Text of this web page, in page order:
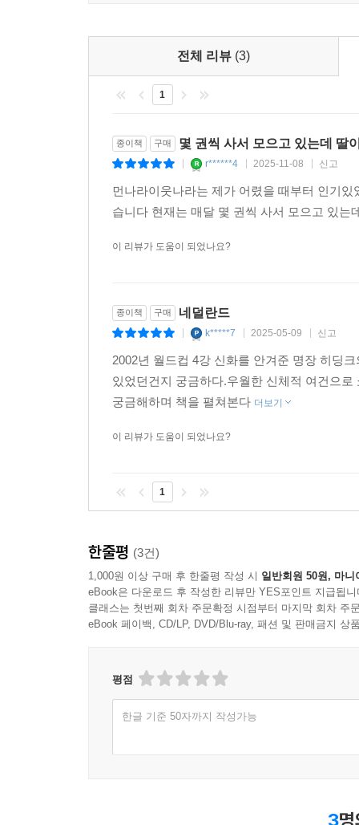
무대로 확장시킨 기념비적인 작품이 《먼나라
권하며 시대를 넘어 세대를 넘어 읽는 《먼나라
《먼나라 이웃나라》가 이렇게 약 반세기 동안 독
첫째, 교양 만화 시대를 열어젖힌 뒤 지금까지
어린이 신문사의 주선으로 외국 만화를 베끼는
이웃나라》를 시작으로 역사, 문화, 경제, 철학에
받던 만화는 어엿한 지식 정보 매체로 대접받기
둘째, 세계 여러 나라의 복잡하고 딱딱한 역사,
트레이드마크다. 교양강좌 콘텐츠로 모습을 바
만들어져 더 많은 독자를 만나며 진화하고 있다
이보다 재미있고 생생한 역사책이 또 있을까?
이번 개정증보판은 각 나라의 역사와 문화, 오늘
대통령이 왜 우크라이나를 침공했는지, 그 여파로
편은 IT 강국으로 불리지만 빈부 격차는 날로 극
생각해보게 한다.
문해력’이 더욱 상승할 것이다!
나무와 숲을 함께 보는 입체적인 스토리텔링
전체 리뷰 (3)
1
종이책 구매 몇 권씩 사서 모으고 있는데 딸
r******4 2025-11-08 신고
먼나라이웃나라는 제가 어렸을 때부터 인기
습니다 현재는 매달 몇 권씩 사서 모으고 있
이 리뷰가 도움이 되었나요?
종이책 구매 네덜란드
k*****7 2025-05-09 신고
2002년 월드컵 4강 신화를 안겨준 명장 히딩
있었던건지 궁금하다.우월한 신체적 여건으
궁금해하며 책을 펼쳐본다 더보기
이 리뷰가 도움이 되었나요?
1
한줄평 (3건)
1,000원 이상 구매 후 한줄평 작성 시 일반회원 50원, 마니
eBook은 다운로드 후 작성한 리뷰만 YES포인트 지급됩니
클래스는 첫번째 회차 주문확정 시점부터 마지막 회차 주
eBook 페이백, CD/LP, DVD/Blu-ray, 패션 및 판매금지 상
평점
한글 기준 50자까지 작성가능
3